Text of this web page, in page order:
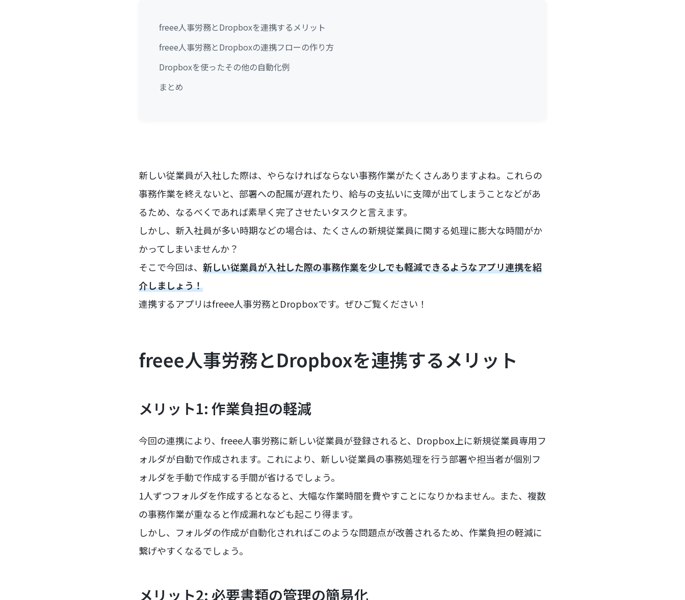
freee人事労務とDropboxを連携するメリット
freee人事労務とDropboxの連携フローの作り方
Dropboxを使ったその他の自動化例
まとめ
新しい従業員が入社した際は、やらなければならない事務作業がたくさんありますよね。これらの
事務作業を終えないと、部署への配属が遅れたり、給与の支払いに支障が出てしまうことなどがあ
るため、なるべくであれば素早く完了させたいタスクと言えます。
しかし、新入社員が多い時期などの場合は、たくさんの新規従業員に関する処理に膨大な時間がか
かってしまいませんか？
そこで今回は、 新しい従業員が入社した際の事務作業を少しでも軽減できるようなアプリ連携を紹
介しましょう！
連携するアプリはfreee人事労務とDropboxです。ぜひご覧ください！
freee人事労務とDropboxを連携するメリット
メリット1: 作業負担の軽減
今回の連携により、freee人事労務に新しい従業員が登録されると、Dropbox上に新規従業員専用フ
ォルダが自動で作成されます。これにより、新しい従業員の事務処理を行う部署や担当者が個別フ
ォルダを手動で作成する手間が省けるでしょう。
1人ずつフォルダを作成するとなると、大幅な作業時間を費やすことになりかねません。また、複数
の事務作業が重なると作成漏れなども起こり得ます。
しかし、フォルダの作成が自動化されればこのような問題点が改善されるため、作業負担の軽減に
繋げやすくなるでしょう。
メリット2: 必要書類の管理の簡易化